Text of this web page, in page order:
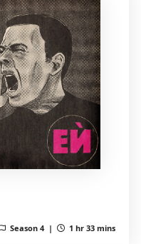
Season 4 | 1 hr 33 mins